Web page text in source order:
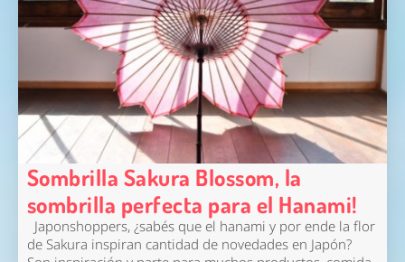
Sombrilla Sakura Blossom, la
sombrilla perfecta para el Hanami!
Japonshoppers, ¿sabés que el hanami y por ende la flor
de Sakura inspiran cantidad de novedades en Japón?